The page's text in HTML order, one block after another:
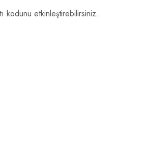
kodunu etkinleştirebilirsiniz.